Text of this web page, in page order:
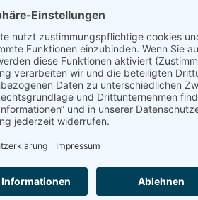
Bauer statt. Die Erstbeichte wird
bekannt gegeben werden, wenn
d. h. in der Regel gibt es zwei
die regelmässige Teilnahme an der